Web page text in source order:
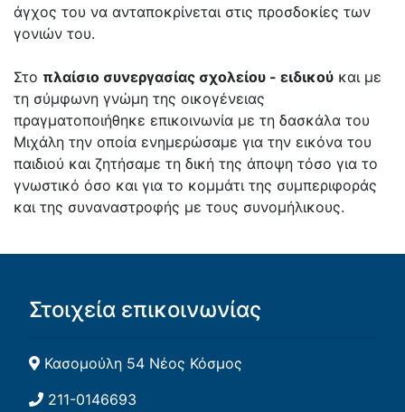
άγχος του να ανταποκρίνεται στις προσδοκίες των
γονιών του.
Στο πλαίσιο συνεργασίας σχολείου - ειδικού και με
τη σύμφωνη γνώμη της οικογένειας
πραγματοποιήθηκε επικοινωνία με τη δασκάλα του
Μιχάλη την οποία ενημερώσαμε για την εικόνα του
παιδιού και ζητήσαμε τη δική της άποψη τόσο για το
γνωστικό όσο και για το κομμάτι της συμπεριφοράς
και της συναναστροφής με τους συνομήλικους.
Στοιχεία επικοινωνίας
Κασομούλη 54 Νέος Κόσμος
211-0146693